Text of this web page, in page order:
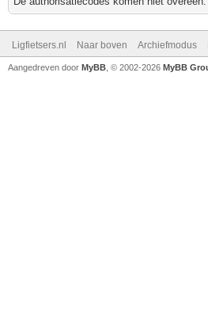
Ligfietsers.nl Naar boven Archiefmodus
Aangedreven door MyBB , © 2002-2026 MyBB